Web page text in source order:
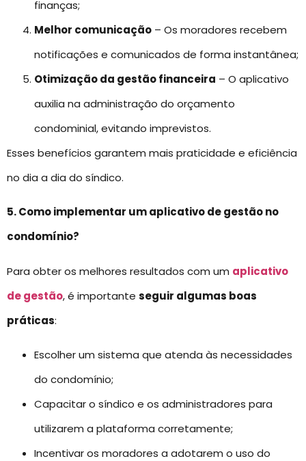
finanças;
Melhor comunicação – Os moradores recebem
notificações e comunicados de forma instantânea;
Otimização da gestão financeira – O aplicativo
auxilia na administração do orçamento
condominial, evitando imprevistos.
Esses benefícios garantem mais praticidade e eficiência
no dia a dia do síndico.
5. Como implementar um aplicativo de gestão no
condomínio?
Para obter os melhores resultados com um aplicativo
de gestão, é importante seguir algumas boas
práticas:
Escolher um sistema que atenda às necessidades
do condomínio;
Capacitar o síndico e os administradores para
utilizarem a plataforma corretamente;
Incentivar os moradores a adotarem o uso do